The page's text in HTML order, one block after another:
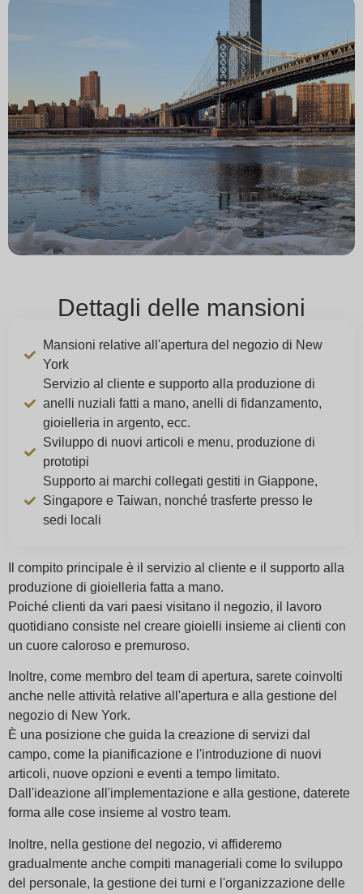
Dettagli delle mansioni
Mansioni relative all'apertura del negozio di New
York
Servizio al cliente e supporto alla produzione di
anelli nuziali fatti a mano, anelli di fidanzamento,
gioielleria in argento, ecc.
Sviluppo di nuovi articoli e menu, produzione di
prototipi
Supporto ai marchi collegati gestiti in Giappone,
Singapore e Taiwan, nonché trasferte presso le
sedi locali
Il compito principale è il servizio al cliente e il supporto alla
produzione di gioielleria fatta a mano.
Poiché clienti da vari paesi visitano il negozio, il lavoro
quotidiano consiste nel creare gioielli insieme ai clienti con
un cuore caloroso e premuroso.
Inoltre, come membro del team di apertura, sarete coinvolti
anche nelle attività relative all'apertura e alla gestione del
negozio di New York.
È una posizione che guida la creazione di servizi dal
campo, come la pianificazione e l'introduzione di nuovi
articoli, nuove opzioni e eventi a tempo limitato.
Dall'ideazione all'implementazione e alla gestione, daterete
forma alle cose insieme al vostro team.
Inoltre, nella gestione del negozio, vi affideremo
gradualmente anche compiti manageriali come lo sviluppo
del personale, la gestione dei turni e l'organizzazione delle